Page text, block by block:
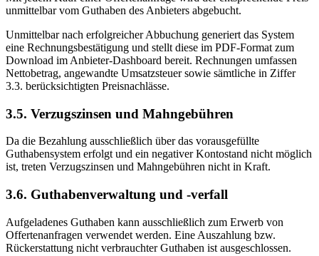
unmittelbar vom Guthaben des Anbieters abgebucht.
Unmittelbar nach erfolgreicher Abbuchung generiert das System
eine Rechnungsbestätigung und stellt diese im PDF-Format zum
Download im Anbieter-Dashboard bereit. Rechnungen umfassen
Nettobetrag, angewandte Umsatzsteuer sowie sämtliche in Ziffer
3.3. berücksichtigten Preisnachlässe.
3.5. Verzugszinsen und Mahngebühren
Da die Bezahlung ausschließlich über das vorausgefüllte
Guthabensystem erfolgt und ein negativer Kontostand nicht möglich
ist, treten Verzugszinsen und Mahngebühren nicht in Kraft.
3.6. Guthabenverwaltung und -verfall
Aufgeladenes Guthaben kann ausschließlich zum Erwerb von
Offertenanfragen verwendet werden. Eine Auszahlung bzw.
Rückerstattung nicht verbrauchter Guthaben ist ausgeschlossen.